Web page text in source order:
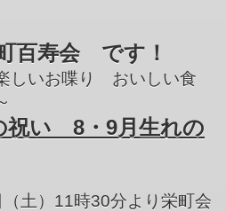
百寿会 です！
いお喋り おいしい食
祝い 8・9月生れの
土）11時30分より栄町会